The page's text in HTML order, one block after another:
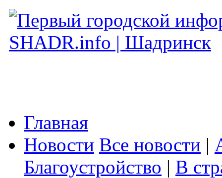
Главная
Новости Все новости |
Благоустройство | В